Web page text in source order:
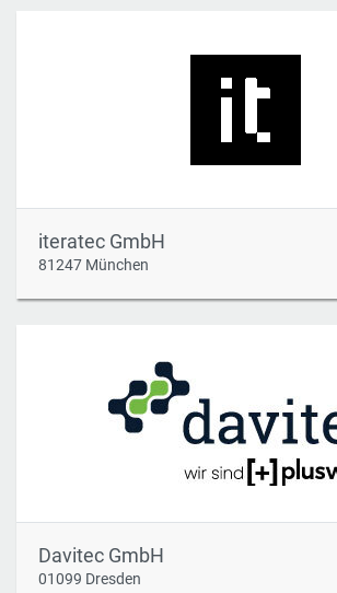
iteratec GmbH
81247 München
Davitec GmbH
01099 Dresden